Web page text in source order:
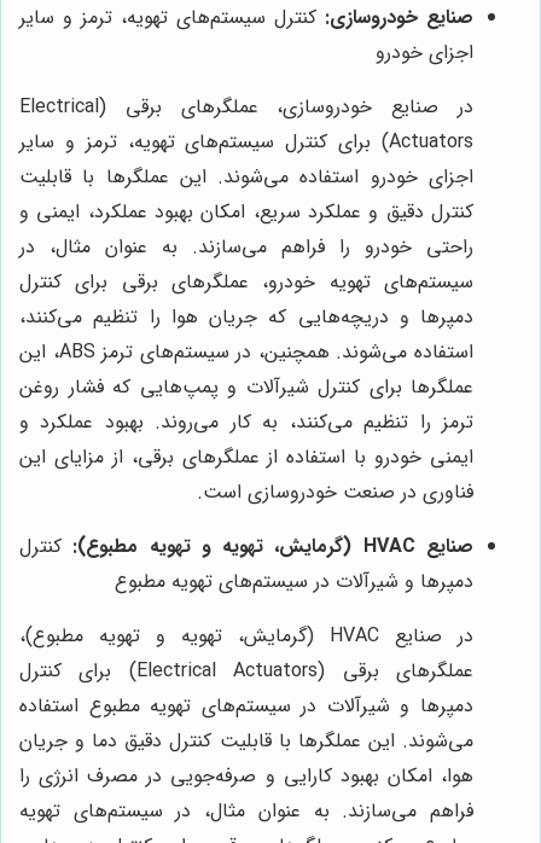
صنایع خودروسازی: کنترل سیستم‌های تهویه، ترمز و سایر
اجزای خودرو
در صنایع خودروسازی، عملگرهای برقی (Electrical
Actuators) برای کنترل سیستم‌های تهویه، ترمز و سایر
اجزای خودرو استفاده می‌شوند. این عملگرها با قابلیت
کنترل دقیق و عملکرد سریع، امکان بهبود عملکرد، ایمنی و
راحتی خودرو را فراهم می‌سازند. به عنوان مثال، در
سیستم‌های تهویه خودرو، عملگرهای برقی برای کنترل
دمپرها و دریچه‌هایی که جریان هوا را تنظیم می‌کنند،
استفاده می‌شوند. همچنین، در سیستم‌های ترمز ABS، این
عملگرها برای کنترل شیرآلات و پمپ‌هایی که فشار روغن
ترمز را تنظیم می‌کنند، به کار می‌روند. بهبود عملکرد و
ایمنی خودرو با استفاده از عملگرهای برقی، از مزایای این
فناوری در صنعت خودروسازی است.
صنایع HVAC (گرمایش، تهویه و تهویه مطبوع):
کنترل
دمپرها و شیرآلات در سیستم‌های تهویه مطبوع
در صنایع HVAC (گرمایش، تهویه و تهویه مطبوع)،
عملگرهای برقی (Electrical Actuators) برای کنترل
دمپرها و شیرآلات در سیستم‌های تهویه مطبوع استفاده
می‌شوند. این عملگرها با قابلیت کنترل دقیق دما و جریان
هوا، امکان بهبود کارایی و صرفه‌جویی در مصرف انرژی را
فراهم می‌سازند. به عنوان مثال، در سیستم‌های تهویه